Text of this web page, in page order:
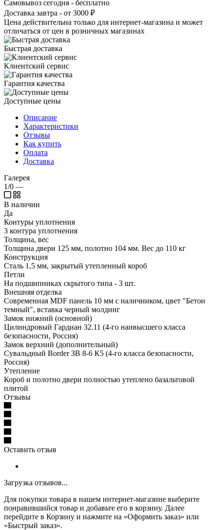
Самовывоз сегодня - бесплатно
Доставка завтра - от 3000 ₽
Цена действительна только для интернет-магазина и может
отличаться от цен в розничных магазинах
Быстрая доставка
Клиентский сервис
Гарантия качества
Доступные цены
Описание
Характеристики
Отзывы
Как купить
Оплата
Доставка
Галерея
1/0 —
В наличии
Да
Контуры уплотнения
3 контура уплотнения
Толщина, вес
Толщина двери 125 мм, полотно 104 мм. Вес до 110 кг
Конструкция
Сталь 1,5 мм, закрытый утепленный короб
Петли
На подшипниках скрытого типа - 3 шт.
Внешняя отделка
Современная MDF панель 10 мм с наличником, цвет "Бетон
темный", вставка черный молдинг
Замок нижний (основной)
Цилиндровый Гардиан 32.11 (4-го наивысшего класса
безопасности, Россия)
Замок верхний (дополнительный)
Сувальдный Border ЗВ 8-6 К5 (4-го класса безопасности,
Россия)
Утепление
Короб и полотно двери полностью утеплено базальтовой
плитой
Отзывы
Оставить отзыв
Загрузка отзывов...
Для покупки товара в нашем интернет-магазине выберите
понравившийся товар и добавьте его в корзину. Далее
перейдите в Корзину и нажмите на «Оформить заказ» или
«Быстрый заказ».